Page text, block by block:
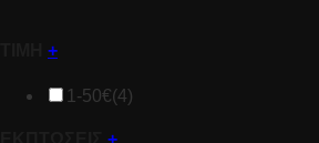
+
1-50€(4)